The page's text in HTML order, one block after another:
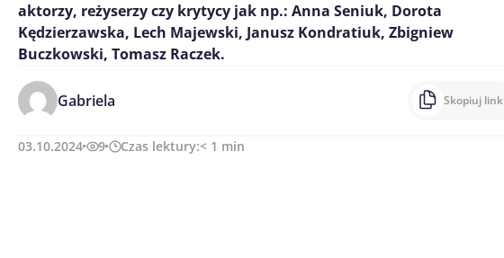
aktorzy, reżyserzy czy krytycy jak np.: Anna Seniuk, Dorota
Kędzierzawska, Lech Majewski, Janusz Kondratiuk, Zbigniew
Buczkowski, Tomasz Raczek.
Gabriela Skopiuj link
03.10.2024 9 Czas lektury:< 1 min